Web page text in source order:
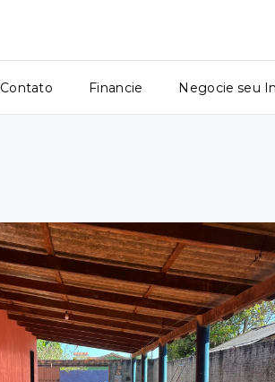
Contato Financie Negocie seu